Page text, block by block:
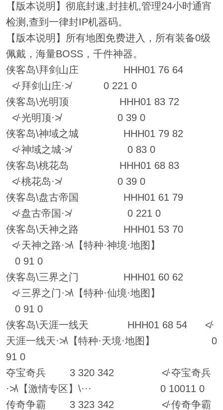
【版本说明】彻底封速,封挂机,管理24小时通宵
检测,查到一律封IP机器码。
【版本说明】所有地图免费进入，所有装备0级
佩戴，海量BOSS，千件神器。
侠客岛\拜剑山庄 HHH01 76 64
≮·拜剑山庄·≯ 0 221 0
侠客岛\光明顶 HHH01 83 72
≮·光明顶·≯ 0 39 0
侠客岛\神域之城 HHH01 79 82
≮·神域之城·≯ 0 83 0
侠客岛\桃花岛 HHH01 68 83
≮·桃花岛·≯ 0 39 0
侠客岛\盘古帝国 HHH01 61 79
≮·盘古帝国·≯ 0 221 0
侠客岛\天神之路 HHH01 53 70
≮·天神之路·≯\【特种·神境·地图】
0 91 0
侠客岛\三界之门 HHH01 60 62
≮·三界之门·≯\【特种·仙境·地图】
0 91 0
侠客岛\天涯一线天 HHH01 68 54 ≮·
天涯一线天·≯\【特种·天境·地图】 0
91 0
夺宝奇兵 3 320 342 ≮·夺宝奇兵
·≯\【激情专区】\··· 0 10011 0
传奇争霸 3 323 342 ≮·传奇争霸